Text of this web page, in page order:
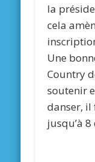
la
cela
Une
Country
soutenir
danser,
jusqu’à